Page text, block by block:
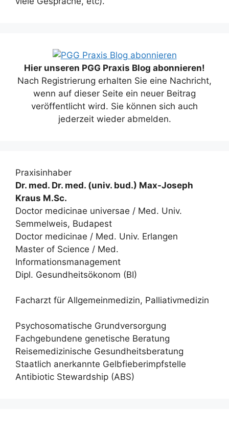
Hier unseren PGG Praxis Blog abonnieren!
Nach Registrierung erhalten Sie eine Nachricht,
wenn auf dieser Seite ein neuer Beitrag
veröffentlicht wird. Sie können sich auch
jederzeit wieder abmelden.
Praxisinhaber
Dr. med. Dr. med. (univ. bud.) Max-Joseph
Kraus M.Sc.
Doctor medicinae universae / Med. Univ.
Semmelweis, Budapest
Doctor medicinae / Med. Univ. Erlangen
Master of Science / Med.
Informationsmanagement
Dipl. Gesundheitsökonom (BI)
Facharzt für Allgemeinmedizin, Palliativmedizin
Psychosomatische Grundversorgung
Fachgebundene genetische Beratung
Reisemedizinische Gesundheitsberatung
Staatlich anerkannte Gelbfieberimpfstelle
Antibiotic Stewardship (ABS)